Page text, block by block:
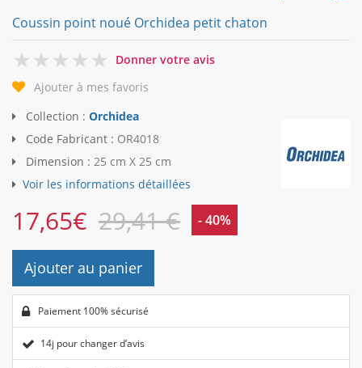
Coussin point noué Orchidea petit chaton
0
Donner votre avis
Ajouter à mes favoris
Collection : Orchidea
Code Fabricant : OR4018
Dimension : 25 cm X 25 cm
Voir les informations détaillées
17,65€ 29,41 € - 40%
Ajouter au panier
Paiement 100% sécurisé
14j pour changer d’avis